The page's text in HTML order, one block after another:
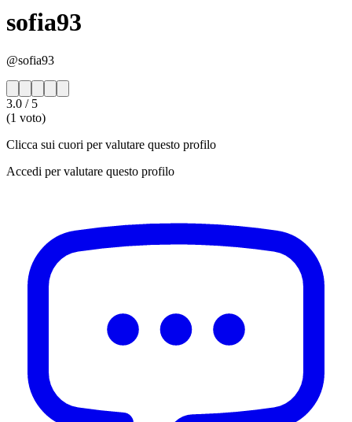
sofia93
@sofia93
3.0 / 5
(1 voto)
Clicca sui cuori per valutare questo profilo
Accedi per valutare questo profilo